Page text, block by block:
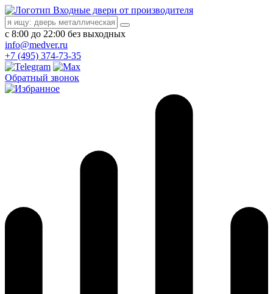
Входные двери от производителя
с 8:00 до 22:00 без выходных
info@medver.ru
+7 (495) 374-73-35
Обратный звонок